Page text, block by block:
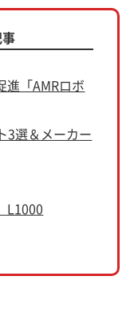
進「AMRロボ
3選＆メーカー
L1000